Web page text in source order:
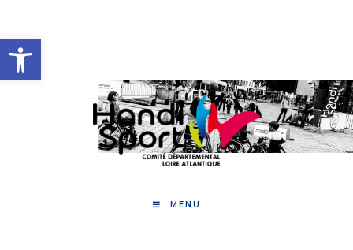
Ouvrir la barre d’outils
content
MENU